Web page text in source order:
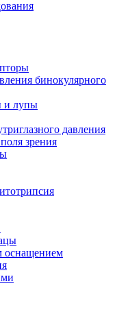
бинокулярного
и лупы
давления
зрения
оснащением